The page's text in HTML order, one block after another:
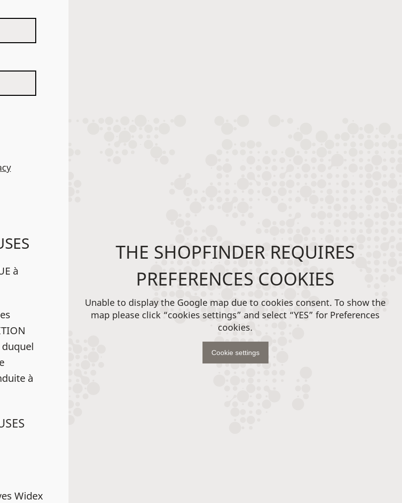
à
à
Widex
THE SHOPFINDER REQUIRES
PREFERENCES COOKIES
Unable to display the Google map due to cookies consent. To show the
map please click “cookies settings” and select “YES” for Preferences
cookies.
Cookie settings